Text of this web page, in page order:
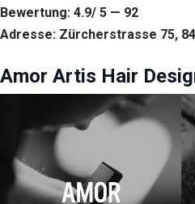
Bewertung: 4.9/ 5 — 92
Adresse: Zürcherstrasse 75,
Amor Artis Hair